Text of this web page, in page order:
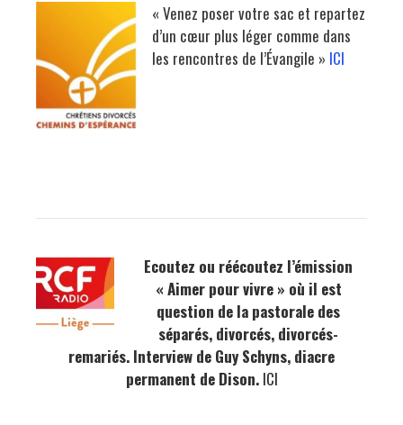
« Venez poser votre sac et repartez
d’un cœur plus léger comme dans
les rencontres de l’Évangile » ICI
Ecoutez ou réécoutez l’émission
« Aimer pour vivre » où il est
question de la pastorale des
séparés, divorcés, divorcés-
remariés. Interview de Guy Schyns, diacre
permanent de Dison. ICI